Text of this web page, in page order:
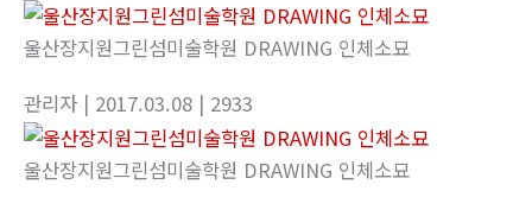
울산장지원그린섬미술학원 DRAWING 인체소묘
관리자 | 2017.03.08 | 2933
울산장지원그린섬미술학원 DRAWING 인체소묘